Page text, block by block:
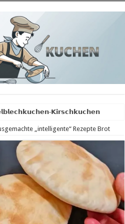
𝗞𝗶𝗿𝘀𝗰𝗵𝗸𝘂𝗰𝗵𝗲𝗻
„intelligente“ Rezepte Brot